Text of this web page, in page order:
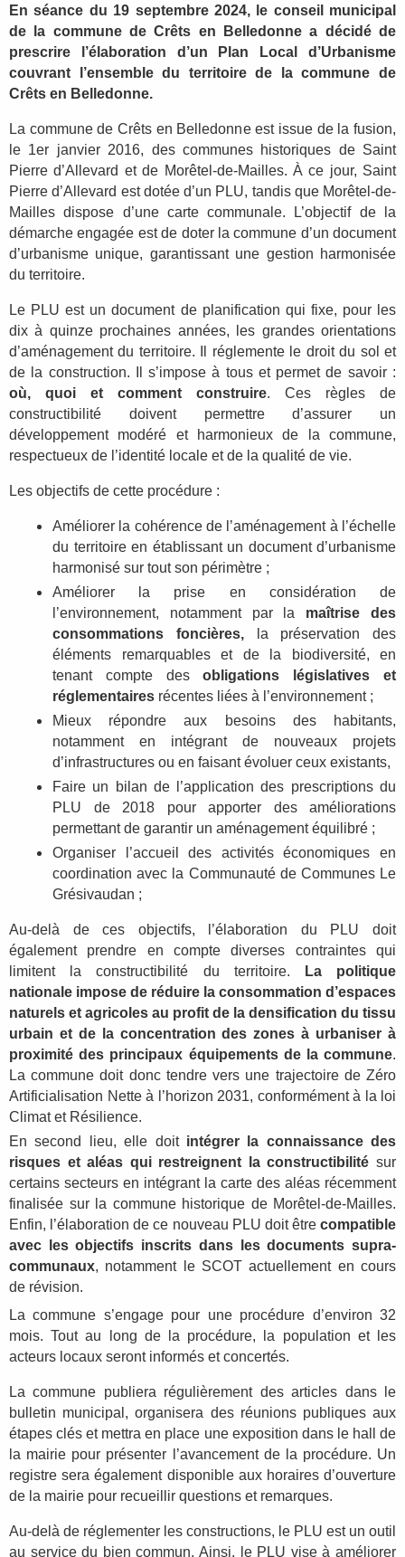
En séance du 19 septembre 2024, le conseil municipal
de la commune de Crêts en Belledonne a décidé de
prescrire l’élaboration d’un Plan Local d’Urbanisme
couvrant l’ensemble du territoire de la commune de
Crêts en Belledonne.
La commune de Crêts en Belledonne est issue de la fusion,
le 1er janvier 2016, des communes historiques de Saint
Pierre d’Allevard et de Morêtel-de-Mailles. À ce jour, Saint
Pierre d’Allevard est dotée d’un PLU, tandis que Morêtel-de-
Mailles dispose d’une carte communale. L’objectif de la
démarche engagée est de doter la commune d’un document
d’urbanisme unique, garantissant une gestion harmonisée
du territoire.
Le PLU est un document de planification qui fixe, pour les
dix à quinze prochaines années, les grandes orientations
d’aménagement du territoire. Il réglemente le droit du sol et
de la construction. Il s’impose à tous et permet de savoir :
où, quoi et comment construire. Ces règles de
constructibilité doivent permettre d’assurer un
développement modéré et harmonieux de la commune,
respectueux de l’identité locale et de la qualité de vie.
Les objectifs de cette procédure :
Améliorer la cohérence de l’aménagement à l’échelle
du territoire en établissant un document d’urbanisme
harmonisé sur tout son périmètre ;
Améliorer la prise en considération de
l’environnement, notamment par la maîtrise des
consommations foncières,
la préservation des
éléments remarquables et de la biodiversité, en
tenant compte desobligations législatives et
réglementaires récentes liées à l’environnement ;
Mieux répondre aux besoins des habitants,
notamment en intégrant de nouveaux projets
d’infrastructures ou en faisant évoluer ceux existants,
Faire un bilan de l’application des prescriptions du
PLU de 2018 pour apporter des améliorations
permettant de garantir un aménagement équilibré ;
Organiser l’accueil des activités économiques en
coordination avec la Communauté de Communes Le
Grésivaudan ;
Au-delà de ces objectifs, l’élaboration du PLU doit
également prendre en compte diverses contraintes qui
limitent la constructibilité du territoire.
La politique
nationale impose de réduire la consommation d’espaces
naturels et agricoles au profit de la densification du tissu
urbain et de la concentration des zones à urbaniser à
proximité des principaux équipements de la commune.
La commune doit donc tendre vers une trajectoire de Zéro
Artificialisation Nette à l’horizon 2031, conformément à la loi
Climat et Résilience.
En second lieu, elle doit intégrer la connaissance des
risques et aléas qui restreignent la constructibilité sur
certains secteurs en intégrant la carte des aléas récemment
finalisée sur la commune historique de Morêtel-de-Mailles.
Enfin, l’élaboration de ce nouveau PLU doit être compatible
avec les objectifs inscrits dans les documents supra-
communaux, notamment le SCOT actuellement en cours
de révision.
La commune s’engage pour une procédure d’environ 32
mois. Tout au long de la procédure, la population et les
acteurs locaux seront informés et concertés.
La commune publiera régulièrement des articles dans le
bulletin municipal, organisera des réunions publiques aux
étapes clés et mettra en place une exposition dans le hall de
la mairie pour présenter l’avancement de la procédure. Un
registre sera également disponible aux horaires d’ouverture
de la mairie pour recueillir questions et remarques.
Au-delà de réglementer les constructions, le PLU est un outil
au service du bien commun. Ainsi, le PLU vise à améliorer